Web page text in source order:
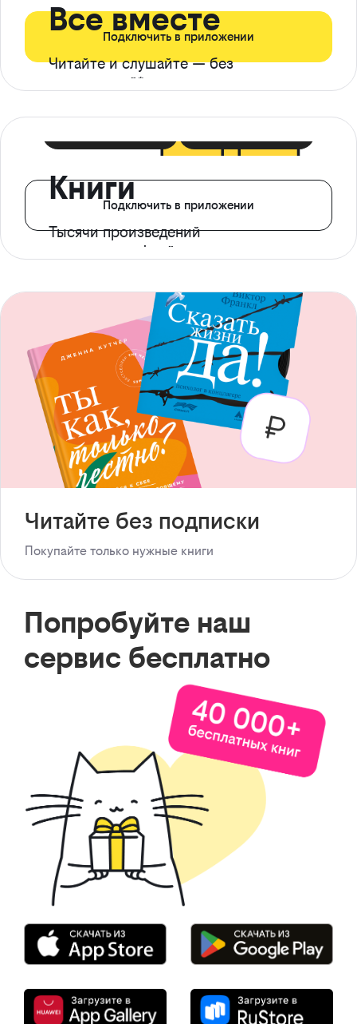
Все вместе
Читайте и слушайте — без
ограничений*
Подключить в приложении
Книги
Тысячи произведений
с доступом офлайн
Подключить в приложении
Читайте без подписки
Покупайте только нужные книги
Попробуйте наш
сервис бесплатно